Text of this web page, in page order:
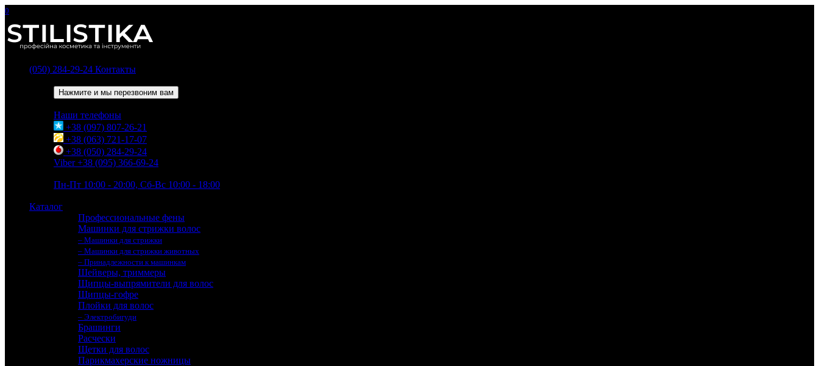
0
(050) 284-29-24 Контакты
Нажмите и мы перезвоним вам
Наши телефоны
+38 (097) 807-26-21
+38 (063) 721-17-07
+38 (050) 284-29-24
Viber +38 (095) 366-69-24
Пн-Пт 10:00 - 20:00, Сб-Вс 10:00 - 18:00
Каталог
Профессиональные фены
Машинки для стрижки волос
– Машинки для стрижки
– Машинки для стрижки животных
– Принадлежности к машинкам
Шейверы, триммеры
Щипцы-выпрямители для волос
Щипцы-гофре
Плойки для волос
– Электробигуди
Брашинги
Расчески
Щетки для волос
Парикмахерские ножницы